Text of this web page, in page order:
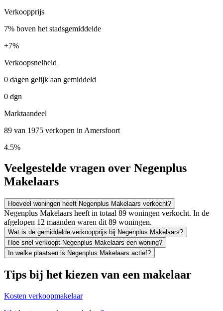
Verkoopprijs
7% boven het stadsgemiddelde
+7%
Verkoopsnelheid
0 dagen gelijk aan gemiddeld
0 dgn
Marktaandeel
89 van 1975 verkopen in Amersfoort
4.5%
Veelgestelde vragen over Negenplus
Makelaars
Hoeveel woningen heeft Negenplus Makelaars verkocht?
Negenplus Makelaars heeft in totaal 89 woningen verkocht. In de
afgelopen 12 maanden waren dit 89 woningen.
Wat is de gemiddelde verkoopprijs bij Negenplus Makelaars?
Hoe snel verkoopt Negenplus Makelaars een woning?
In welke plaatsen is Negenplus Makelaars actief?
Tips bij het kiezen van een makelaar
Kosten verkoopmakelaar